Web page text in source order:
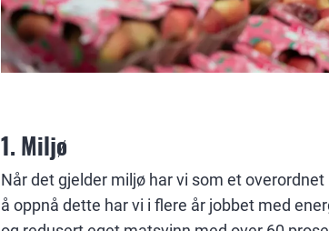
1. Miljø
Når det gjelder miljø har vi som et
å oppnå dette har vi i flere år jobbet med